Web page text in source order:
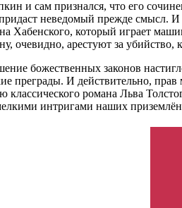
и сам признался, что его
неведомый прежде смысл.
Хабенского, который играет
очевидно, арестуют за убийство,
божественных законов
преграды. И действительно,
классического романа Льва
интригами наших